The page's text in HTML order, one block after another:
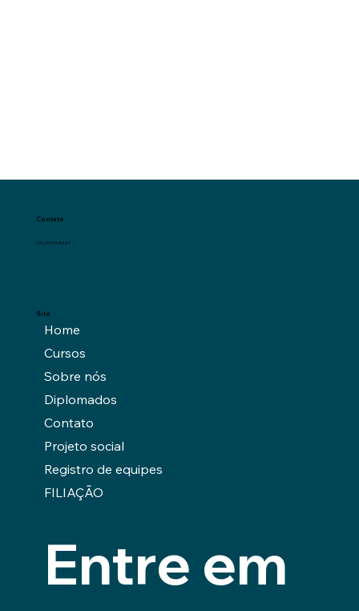
Contato
(38) 99173-8624
Site
Home
Cursos
Sobre nós
Diplomados
Contato
Projeto social
Registro de equipes
FILIAÇÃO
Entre em